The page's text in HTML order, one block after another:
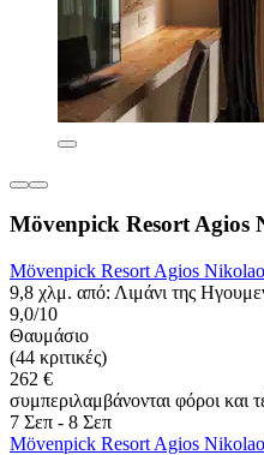
Mövenpick Resort Agios
Mövenpick Resort Agios
9,8 χλμ. από: Λιμάνι της
9,0/10
Θαυμάσιο
(44 κριτικές)
262 €
συμπεριλαμβάνονται φόροι και
7 Σεπ - 8 Σεπ
Mövenpick Resort Agios